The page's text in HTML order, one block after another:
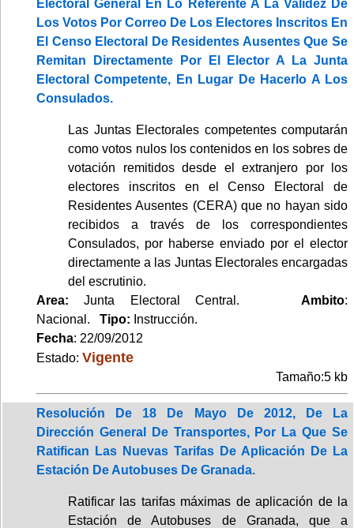
Electoral General En Lo Referente A La Validez De
Los Votos Por Correo De Los Electores Inscritos En
El Censo Electoral De Residentes Ausentes Que Se
Remitan Directamente Por El Elector A La Junta
Electoral Competente, En Lugar De Hacerlo A Los
Consulados.
Las Juntas Electorales competentes computarán
como votos nulos los contenidos en los sobres de
votación remitidos desde el extranjero por los
electores inscritos en el Censo Electoral de
Residentes Ausentes (CERA) que no hayan sido
recibidos a través de los correspondientes
Consulados, por haberse enviado por el elector
directamente a las Juntas Electorales encargadas
del escrutinio.
Area: Junta Electoral Central. Ambito:
Nacional. Tipo: Instrucción.
Fecha: 22/09/2012
Estado: Vigente
Tamaño:5 kb
Resolución De 18 De Mayo De 2012, De La
Dirección General De Transportes, Por La Que Se
Ratifican Las Nuevas Tarifas De Aplicación De La
Estación De Autobuses De Granada.
Ratificar las tarifas máximas de aplicación de la
Estación de Autobuses de Granada, que a